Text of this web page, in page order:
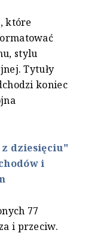
które
stylu
Tytuły
koniec
z dziesięciu"
i
77
i przeciw.